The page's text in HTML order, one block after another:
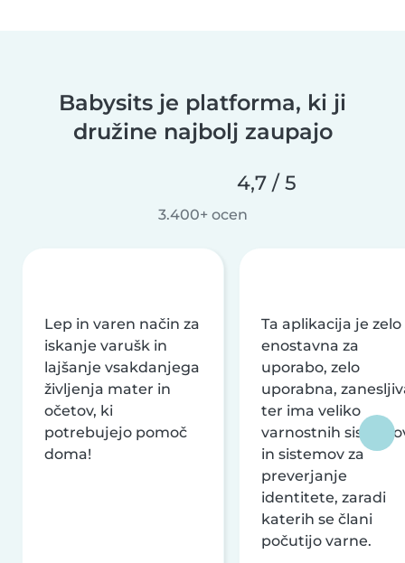
Babysits je platforma, ki ji
družine najbolj zaupajo
4,7 / 5
3.400+ ocen
Lep in varen način za
iskanje varušk in
lajšanje vsakdanjega
življenja mater in
očetov, ki
potrebujejo pomoč
doma!
Ta aplikacija je zelo
enostavna za
uporabo, zelo
uporabna,
ter ima veliko
varnostnih
in sistemov za
preverjanje
identitete, zaradi
katerih se člani
počutijo varne.